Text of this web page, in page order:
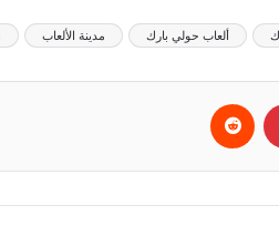
ألعاب حولي بارك مدينة الألعاب